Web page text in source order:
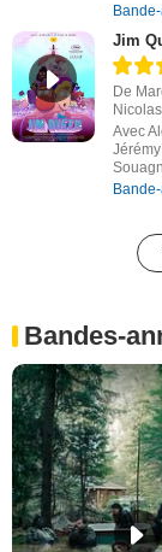
Jim
De
Avec
Bandes-